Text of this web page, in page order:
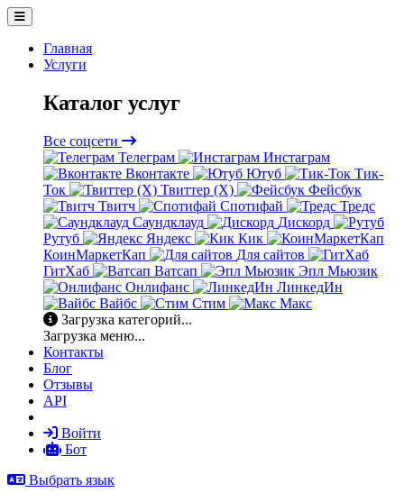
Главная
Услуги
Каталог услуг
Все соцсети
Телеграм
Инстаграм
Вконтакте
Ютуб
Тик-
Ток
Твиттер (X)
Фейсбук
Твитч
Спотифай
Тредс
Саундклауд
Дискорд
Рутуб
Яндекс
Кик
КоинМаркетКап
Для сайтов
ГитХаб
Ватсап
Эпл Мьюзик
Онлифанс
ЛинкедИн
Вайбс
Стим
Макс
Загрузка категорий...
Загрузка меню...
Контакты
Блог
Отзывы
API
Войти
Бот
Выбрать язык